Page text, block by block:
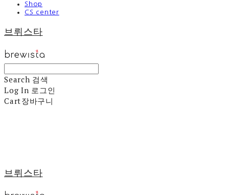
Shop
CS center
브뤼스타
Search 검색
Log In 로그인
Cart장바구니
브뤼스타